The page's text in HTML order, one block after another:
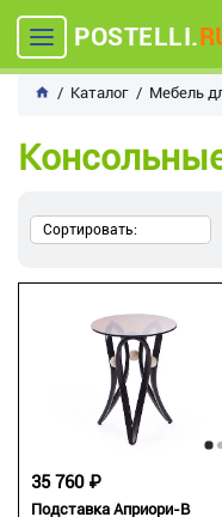
POSTELLI.
Каталог Мебель
Сортировать:
Подставка Априори-В
35 760 ₽